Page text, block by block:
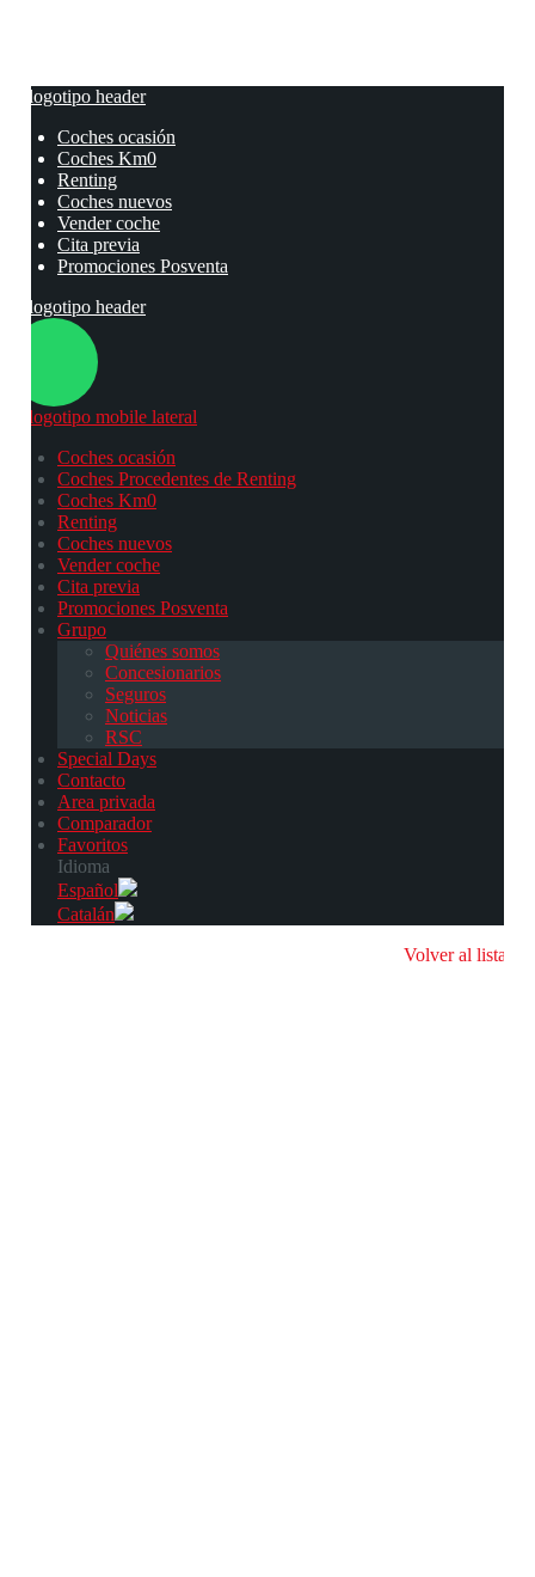
Coches ocasión
Coches Km0
Renting
Coches nuevos
Vender coche
Cita previa
Promociones Posventa
Coches ocasión
Coches Procedentes de Renting
Coches Km0
Renting
Coches nuevos
Vender coche
Cita previa
Promociones Posventa
Grupo
Quiénes somos
Concesionarios
Seguros
Noticias
RSC
Special Days
Contacto
Area privada
Comparador
Favoritos
Idioma
Español
Catalán
Volver al listado